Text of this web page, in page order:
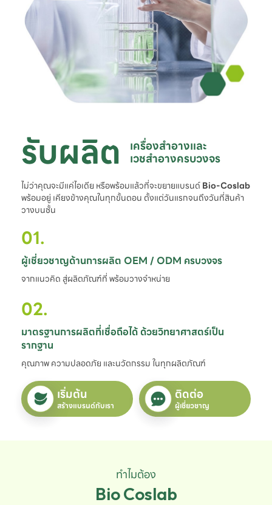
รับผลิต เครื่องสำอางและ
เวชสำอางครบวงจร
ไม่ว่าคุณจะมีแค่ไอเดีย หรือพร้อมแล้วที่จะขยายแบรนด์Bio-Coslab
พร้อมอยู่ เคียงข้างคุณในทุกขั้นตอน ตั้งแต่วันแรกจนถึงวันที่สินค้า
วางบนชั้น
01.
ผู้เชี่ยวชาญด้านการผลิต OEM / ODM ครบวงจร
จากแนวคิด สู่ผลิตภัณฑ์ที่ พร้อมวางจำหน่าย
02.
มาตรฐานการผลิตที่เชื่อถือได้ ด้วยวิทยาศาสตร์เป็น
รากฐาน
คุณภาพ ความปลอดภัย และนวัตกรรม ในทุกผลิตภัณฑ์
เริ่มต้น
สร้างแบรนด์กับเรา
ติดต่อ
ผู้เชี่ยวชาญ
ทำไมต้อง
Bio Coslab